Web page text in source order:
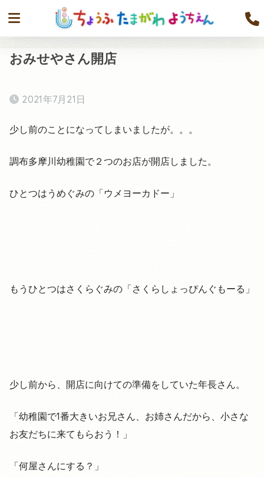
おみせやさん開店
2021年7月21日
少し前のことになってしまいましたが。。。
調布多摩川幼稚園で２つのお店が開店しました。
ひとつはうめぐみの「ウメヨーカドー」
もうひとつはさくらぐみの「さくらしょっぴんぐもーる」
少し前から、開店に向けての準備をしていた年長さん。
「幼稚園で1番大きいお兄さん、お姉さんだから、小さな
お友だちに来てもらおう！」
「何屋さんにする？」